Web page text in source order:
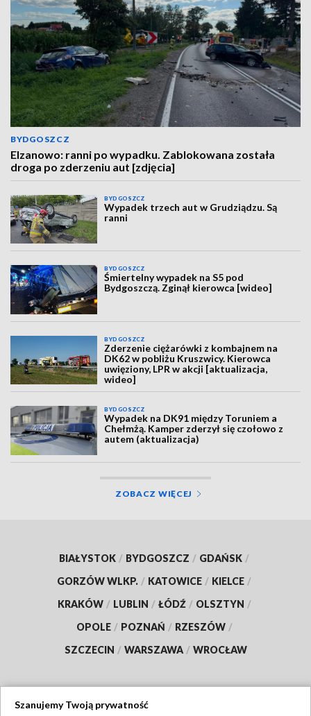
BYDGOSZCZ
Elzanowo: ranni po wypadku. Zablokowana została
droga po zderzeniu aut [zdjęcia]
BYDGOSZCZ
Wypadek trzech aut w Grudziądzu. Są
ranni
BYDGOSZCZ
Śmiertelny wypadek na S5 pod
Bydgoszczą. Zginął kierowca [wideo]
BYDGOSZCZ
Zderzenie ciężarówki z kombajnem na
DK62 w pobliżu Kruszwicy. Kierowca
uwięziony, LPR w akcji [aktualizacja,
wideo]
BYDGOSZCZ
Wypadek na DK91 między Toruniem a
Chełmżą. Kamper zderzył się czołowo z
autem (aktualizacja)
ZOBACZ WIĘCEJ
BIAŁYSTOK / BYDGOSZCZ / GDAŃSK /
GORZÓW WLKP. / KATOWICE / KIELCE /
KRAKÓW / LUBLIN / ŁÓDŹ / OLSZTYN /
OPOLE / POZNAŃ / RZESZÓW /
SZCZECIN / WARSZAWA / WROCŁAW
Szanujemy Twoją prywatność